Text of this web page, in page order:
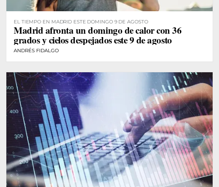
EL TIEMPO EN MADRID ESTE DOMINGO 9 DE AGOSTO
Madrid afronta un domingo de calor con 36
grados y cielos despejados este 9 de agosto
ANDRÉS FIDALGO